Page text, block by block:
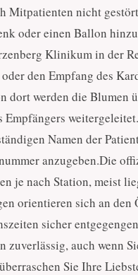
Mitpatienten nicht
oder einen Ballon
Klinikum in der
den Empfang des
dort werden die Blumen
Namen der
anzugeben.Die
je nach Station, meist
orientieren sich an den
sicher
zuverlässig, auch wenn
Sie Ihre